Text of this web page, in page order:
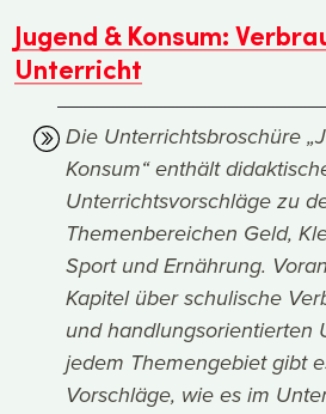
Jugend & Konsum:
Unterricht
Die Unterrichtsbroschüre
Konsum“ enthält
Unterrichtsvorschläge zu
Themenbereichen Geld,
Sport und Ernährung.
Kapitel über schulische
und handlungsorientierten
jedem Themengebiet gibt
Vorschläge, wie es im